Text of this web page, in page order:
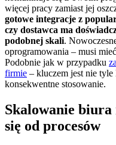
więcej pracy zamiast jej
gotowe integracje z
czy dostawca ma
podobnej skali.
oprogramowania – musi
Podobnie jak w przypadku
firmie – kluczem jest nie
konsekwentne stosowanie.
Skalowanie biura
się od procesów